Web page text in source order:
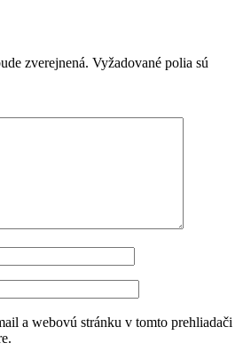
zverejnená. Vyžadované polia sú
a webovú stránku v tomto prehliadači